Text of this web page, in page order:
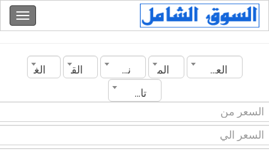
العراق المدينة نوع العقار القسم
الغرف
تاريخ الانشاء